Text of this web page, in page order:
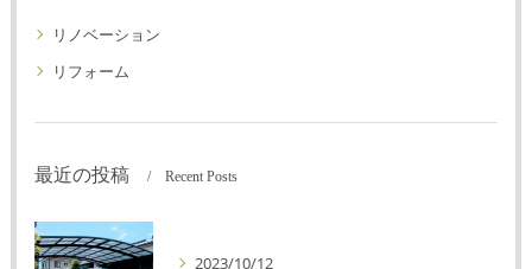
リノベーション
リフォーム
最近の投稿 Recent Posts
2023/10/12